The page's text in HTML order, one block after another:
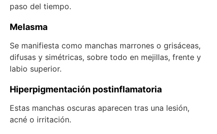
paso del tiempo.
Melasma
Se manifiesta como manchas marrones o grisáceas,
difusas y simétricas, sobre todo en mejillas, frente y
labio superior.
Hiperpigmentación postinflamatoria
Estas manchas oscuras aparecen tras una lesión,
acné o irritación.